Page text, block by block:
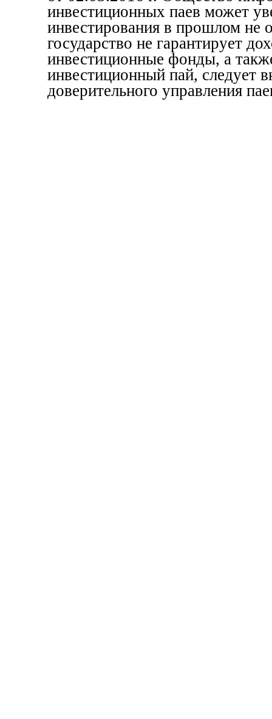
инвестиционных паев может
инвестирования в прошлом не
государство не гарантирует
инвестиционные фонды, а
инвестиционный пай, следует
доверительного управления